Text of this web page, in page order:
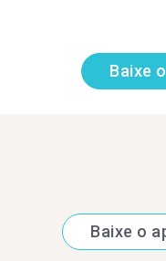
Baixe
Baixe o